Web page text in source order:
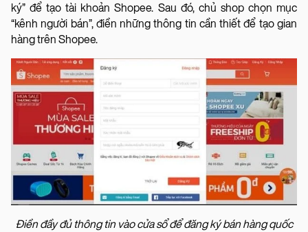
ký” để tạo tài khoản Shopee. Sau đó, chủ shop chọn mục
“kênh người bán”, điền những thông tin cần thiết để tạo gian
hàng trên Shopee.
Điền đầy đủ thông tin vào cửa sổ để đăng ký bán hàng quốc